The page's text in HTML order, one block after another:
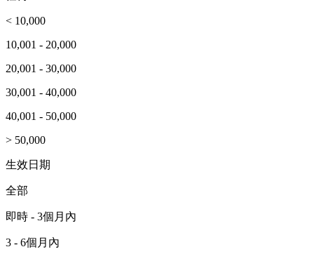
< 10,000
10,001 - 20,000
20,001 - 30,000
30,001 - 40,000
40,001 - 50,000
> 50,000
生效日期
全部
即時 - 3個月內
3 - 6個月內